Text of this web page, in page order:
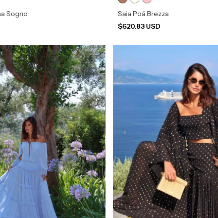
Sogno
Saia Poá Brezza
$620.83 USD